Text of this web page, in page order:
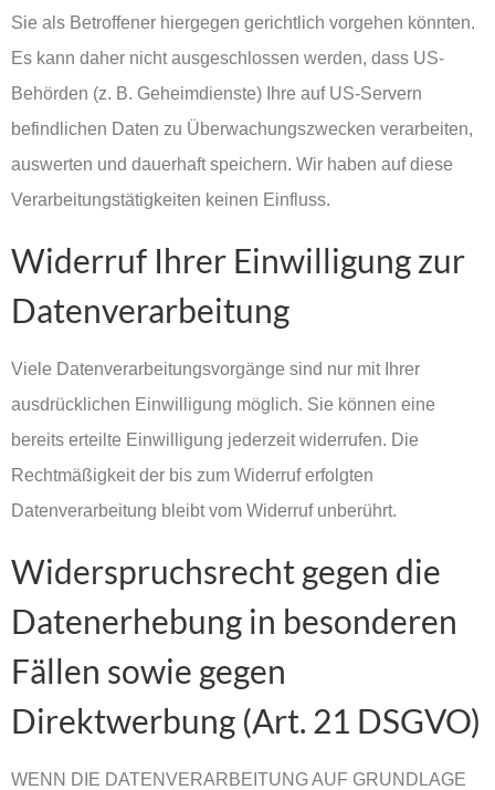
Sie als Betroffener hiergegen gerichtlich vorgehen könnten.
Es kann daher nicht ausgeschlossen werden, dass US-
Behörden (z. B. Geheimdienste) Ihre auf US-Servern
befindlichen Daten zu Überwachungszwecken verarbeiten,
auswerten und dauerhaft speichern. Wir haben auf diese
Verarbeitungstätigkeiten keinen Einfluss.
Widerruf Ihrer Einwilligung zur
Datenverarbeitung
Viele Datenverarbeitungsvorgänge sind nur mit Ihrer
ausdrücklichen Einwilligung möglich. Sie können eine
bereits erteilte Einwilligung jederzeit widerrufen. Die
Rechtmäßigkeit der bis zum Widerruf erfolgten
Datenverarbeitung bleibt vom Widerruf unberührt.
Widerspruchsrecht gegen die
Datenerhebung in besonderen
Fällen sowie gegen
Direktwerbung (Art. 21 DSGVO)
WENN DIE DATENVERARBEITUNG AUF GRUNDLAGE